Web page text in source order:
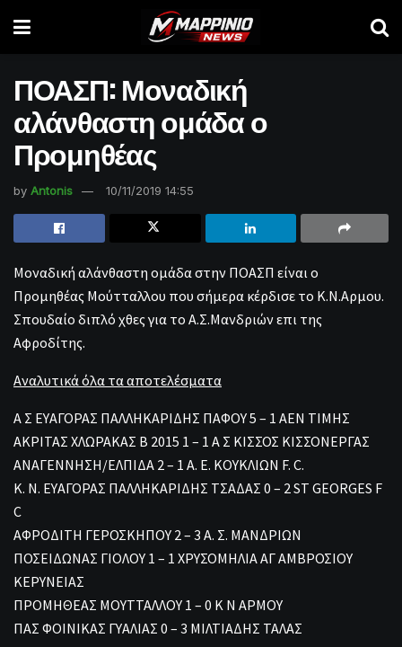
ΠΟΑΣΠ: Μοναδική
αλάνθαστη ομάδα ο
Προμηθέας
by Antonis 10/11/2019 14:55
Μοναδική αλάνθαστη ομάδα στην ΠΟΑΣΠ είναι ο
Προμηθέας Μούτταλλου που σήμερα κέρδισε το Κ.Ν.Αρμου.
Σπουδαίο διπλό χθες για το Α.Σ.Μανδριών επι της
Αφροδίτης.
Αναλυτικά όλα τα αποτελέσματα
Α Σ ΕΥΑΓΟΡΑΣ ΠΑΛΛΗΚΑΡΙΔΗΣ ΠΑΦΟΥ 5 – 1 ΑΕΝ ΤΙΜΗΣ
ΑΚΡΙΤΑΣ ΧΛΩΡΑΚΑΣ Β 2015 1 – 1 Α Σ ΚΙΣΣΟΣ ΚΙΣΣΟΝΕΡΓΑΣ
ΑΝΑΓΕΝΝΗΣΗ/ΕΛΠΙΔΑ 2 – 1 Α. Ε. ΚΟΥΚΛΙΩΝ F. C.
Κ. Ν. ΕΥΑΓΟΡΑΣ ΠΑΛΛΗΚΑΡΙΔΗΣ ΤΣΑΔΑΣ 0 – 2 ST GEORGES F
C
ΑΦΡΟΔΙΤΗ ΓΕΡΟΣΚΗΠΟΥ 2 – 3 Α. Σ. ΜΑΝΔΡΙΩΝ
ΠΟΣΕΙΔΩΝΑΣ ΓΙΟΛΟΥ 1 – 1 ΧΡΥΣΟΜΗΛΙΑ ΑΓ ΑΜΒΡΟΣΙΟΥ
ΚΕΡΥΝΕΙΑΣ
ΠΡΟΜΗΘΕΑΣ ΜΟΥΤΤΑΛΛΟΥ 1 – 0 Κ Ν ΑΡΜΟΥ
ΠΑΣ ΦΟΙΝΙΚΑΣ ΓΥΑΛΙΑΣ 0 – 3 ΜΙΛΤΙΑΔΗΣ ΤΑΛΑΣ